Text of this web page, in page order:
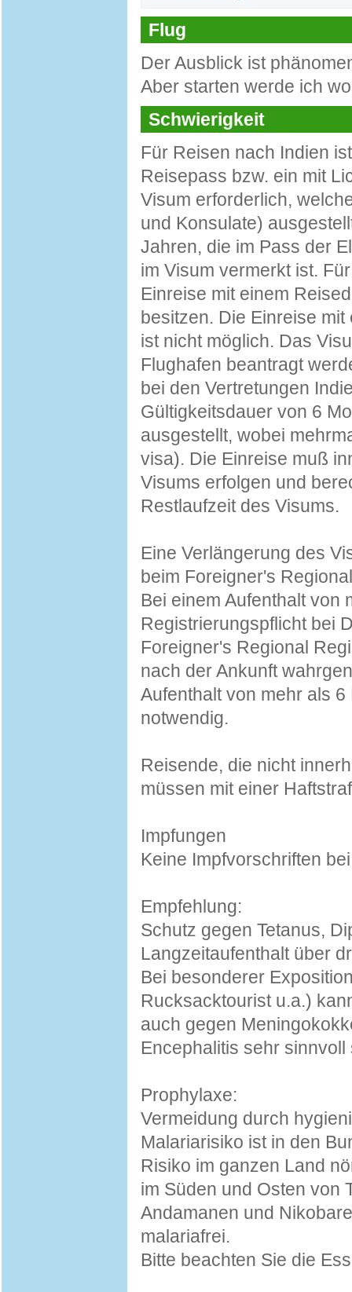
Flug
Der Ausblick ist
Aber starten werde ich
Schwierigkeit
Für Reisen nach Indien
Reisepass bzw. ein mit
Visum erforderlich,
und Konsulate)
Jahren, die im Pass der
im Visum vermerkt ist.
Einreise mit einem
besitzen. Die Einreise
ist nicht möglich. Das
Flughafen beantragt
bei den Vertretungen
Gültigkeitsdauer von 6
ausgestellt, wobei
visa). Die Einreise muß
Visums erfolgen und
Restlaufzeit des Visums.
Eine Verlängerung des
beim Foreigner's
Bei einem Aufenthalt von
Registrierungspflicht bei
Foreigner's Regional
nach der Ankunft
Aufenthalt von mehr als
notwendig.
Reisende, die nicht
müssen mit einer
Impfungen
Keine Impfvorschriften
Empfehlung:
Schutz gegen Tetanus,
Langzeitaufenthalt über
Bei besonderer
Rucksacktourist u.a.)
auch gegen
Encephalitis sehr sinnvoll
Prophylaxe:
Vermeidung durch
Malariarisiko ist in den
Risiko im ganzen Land
im Süden und Osten von
Andamanen und
malariafrei.
Bitte beachten Sie die